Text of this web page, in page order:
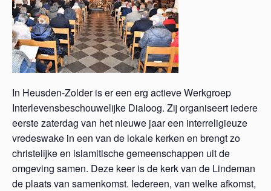
In Heusden-Zolder is er een erg actieve Werkgroep
Interlevensbeschouwelijke Dialoog. Zij organiseert iedere
eerste zaterdag van het nieuwe jaar een interreligieuze
vredeswake in een van de lokale kerken en brengt zo
christelijke en islamitische gemeenschappen uit de
omgeving samen. Deze keer is de kerk van de Lindeman
de plaats van samenkomst. Iedereen, van welke afkomst,